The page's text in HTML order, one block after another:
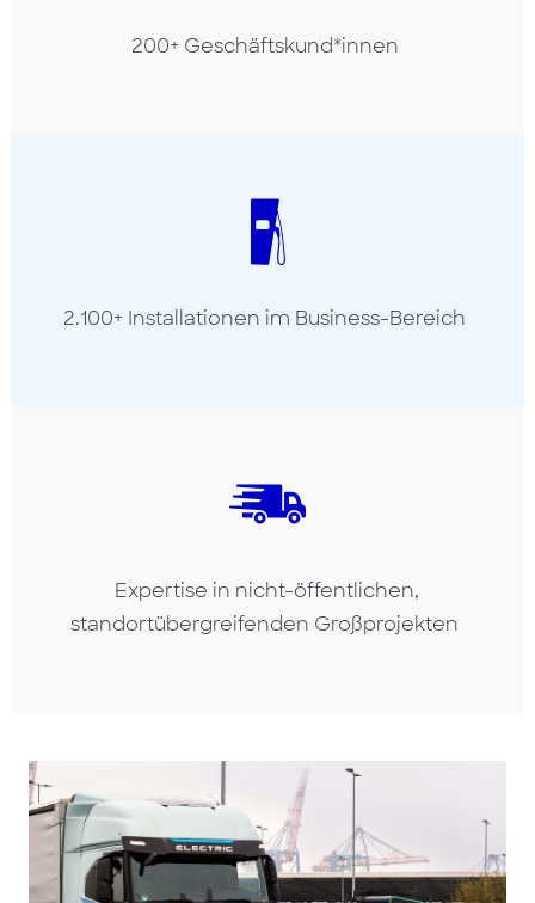
200+ Geschäftskund*innen
2.100+ Installationen im Business-Bereich
Expertise in nicht-öffentlichen,
standortübergreifenden Großprojekten